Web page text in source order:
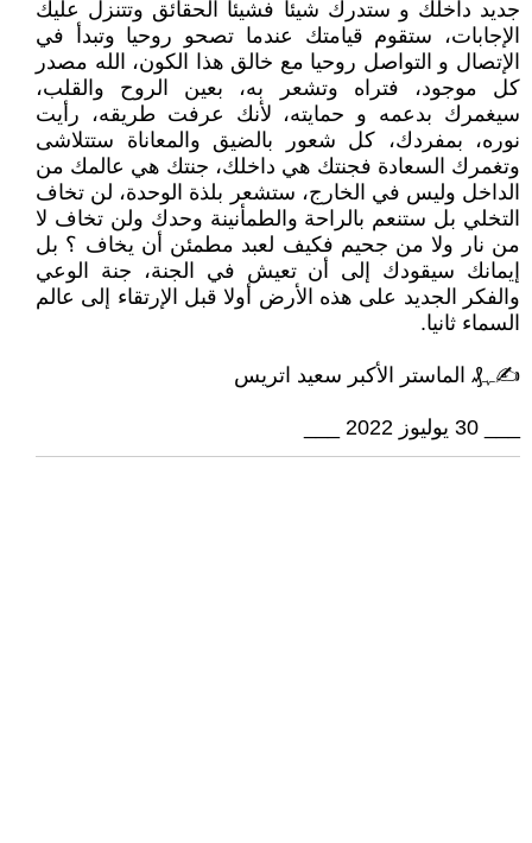
جديد داخلك و ستدرك شيئا فشيئا الحقائق وتتنزل عليك
الإجابات، ستقوم قيامتك عندما تصحو روحيا وتبدأ في
الإتصال و التواصل روحيا مع خالق هذا الكون، الله مصدر
كل موجود، فتراه وتشعر به، بعين الروح والقلب،
سيغمرك بدعمه و حمايته، لأنك عرفت طريقه، رأيت
نوره، بمفردك، كل شعور بالضيق والمعاناة ستتلاشى
وتغمرك السعادة فجنتك هي داخلك، جنتك هي عالمك من
الداخل وليس في الخارج، ستشعر بلذة الوحدة، لن تخاف
التخلي بل ستنعم بالراحة والطمأنينة وحدك ولن تخاف لا
من نار ولا من جحيم فكيف لعبد مطمئن أن يخاف ؟ بل
إيمانك سيقودك إلى أن تعيش في الجنة، جنة الوعي
والفكر الجديد على هذه الأرض أولا قبل الإرتقاء إلى عالم
السماء ثانيا.
✍ﮩ₰ الماستر الأكبر سعيد اتريس